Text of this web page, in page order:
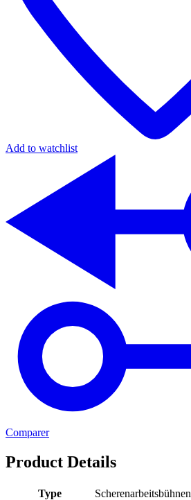
Add to watchlist
Comparer
Product Details
Type
Scherenarbeitsbühnen